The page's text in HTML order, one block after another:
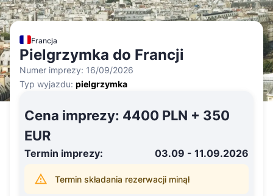
Francja
Pielgrzymka do Francji
Numer imprezy: 16/09/2026
Typ wyjazdu: pielgrzymka
Cena imprezy: 4400 PLN + 350
EUR
Termin imprezy: 03.09 - 11.09.2026
Termin składania rezerwacji minął